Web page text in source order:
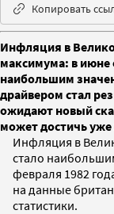
Копировать
Инфляция в
максимума: в июне
наибольшим
драйвером стал
ожидают новый
может достичь уже
Инфляция в
стало
февраля 1982
на данные
статистики.